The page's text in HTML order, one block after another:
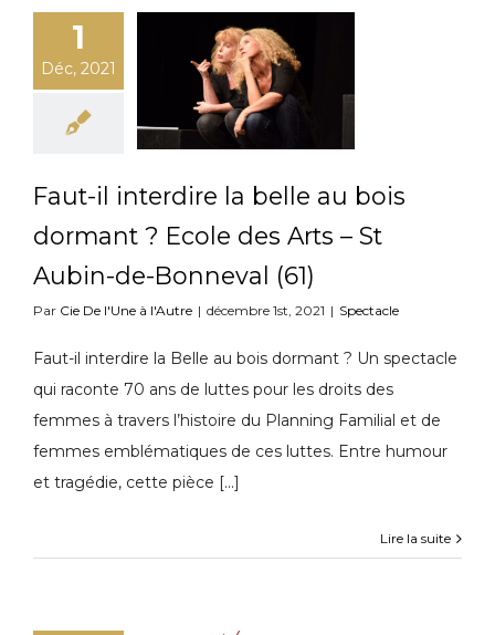
1
Déc, 2021
Faut-il interdire la belle au bois
dormant ? Ecole des Arts – St
Aubin-de-Bonneval (61)
Par Cie De l'Une à l'Autre | décembre 1st, 2021 | Spectacle
Faut-il interdire la Belle au bois dormant ? Un spectacle
qui raconte 70 ans de luttes pour les droits des
femmes à travers l’histoire du Planning Familial et de
femmes emblématiques de ces luttes. Entre humour
et tragédie, cette pièce [...]
Lire la suite